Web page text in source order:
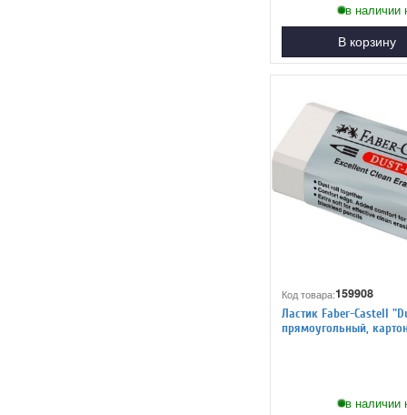
в наличии
В корзину
Код товара:159908
Ластик Faber-Castell
прямоугольный,
в наличии